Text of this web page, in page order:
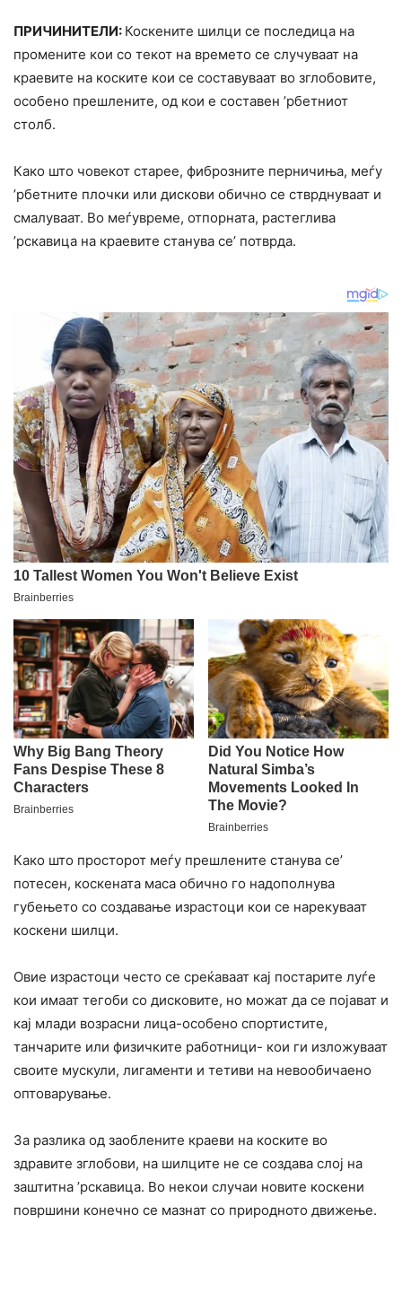
ПРИЧИНИТЕЛИ: Коскените шилци се последица на
промените кои со текот на времето се случуваат на
краевите на коските кои се составуваат во зглобовите,
особено прешлените, од кои е составен ’рбетниот
столб.
Како што човекот старее, фиброзните перничиња, меѓу
’рбетните плочки или дискови обично се стврднуваат и
смалуваат. Во меѓувреме, отпорната, растеглива
’рскавица на краевите станува се’ потврда.
Како што просторот меѓу прешлените станува се’
потесен, коскената маса обично го надополнува
губењето со создавање израстоци кои се нарекуваат
коскени шилци.
Овие израстоци често се среќаваат кај постарите луѓе
кои имаат тегоби со дисковите, но можат да се појават и
кај млади возрасни лица-особено спортистите,
танчарите или физичките работници- кои ги изложуваат
своите мускули, лигаменти и тетиви на невообичаено
оптоварување.
За разлика од заоблените краеви на коските во
здравите зглобови, на шилците не се создава слој на
заштитна ’рскавица. Во некои случаи новите коскени
површини конечно се мазнат со природното движење.